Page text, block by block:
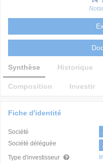
Synthèse Historique
Composition Investir
Fiche d'identité
Société
Société déléguée
Type d'investisseur